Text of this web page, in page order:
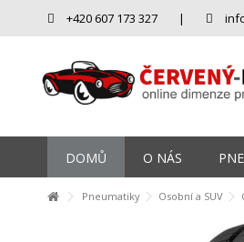
+420 607 173 327 |
DOMŮ O NÁS
Pneumatiky Osobní a SUV